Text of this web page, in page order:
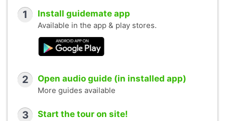
1 Install guidemate app
Available in the app & play stores.
2 Open audio guide (in installed app)
More guides available
3 Start the tour on site!